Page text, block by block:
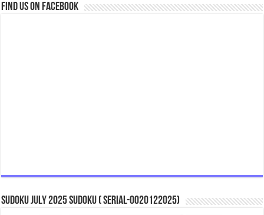
Find us on Facebook
Sudoku July 2025 Sudoku ( Serial-0020122025)